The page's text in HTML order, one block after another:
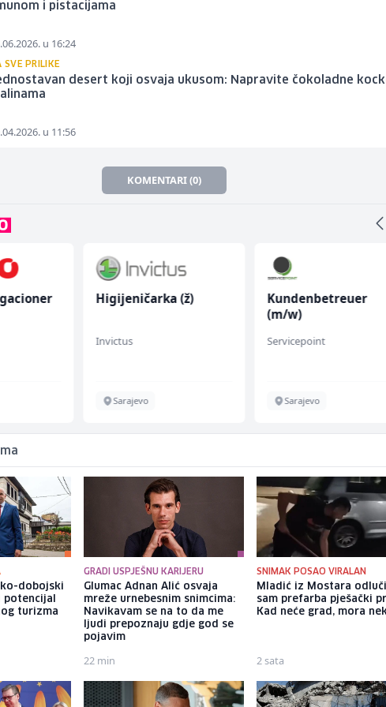
i pistacijama
u 16:24
SVE PRILIKE
desert koji osvaja ukusom: Napravite čokoladne
u 11:56
KOMENTARI (0)
Higijeničarka (ž)
Invictus
Sarajevo
Kundenbetreuer
(m/w)
Servicepoint
Sarajevo
dobojski
turizma
GRADI USPJEŠNU KARIJERU
Glumac Adnan Alić osvaja
mreže urnebesnim snimcima:
Navikavam se na to da me
ljudi prepoznaju gdje god se
pojavim
22 min
SNIMAK POSAO VIRALAN
Mladić iz Mostara
sam prefarba pješački
Kad neće grad, mora
2 sata